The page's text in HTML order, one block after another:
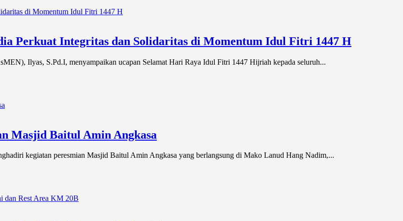
Perkuat Integritas dan Solidaritas di Momentum Idul Fitri 1447 H
Ilyas, S.Pd.I, menyampaikan ucapan Selamat Hari Raya Idul Fitri 1447 Hijriah kepada seluruh...
Masjid Baitul Amin Angkasa
kegiatan peresmian Masjid Baitul Amin Angkasa yang berlangsung di Mako Lanud Hang Nadim,...